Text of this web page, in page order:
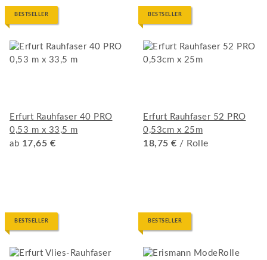
BESTSELLER
Erfurt Rauhfaser 40 PRO
0,53 m x 33,5 m
ab 17,65 €
BESTSELLER
Erfurt Rauhfaser 52 PRO
0,53cm x 25m
18,75 € / Rolle
BESTSELLER BESTSELLER